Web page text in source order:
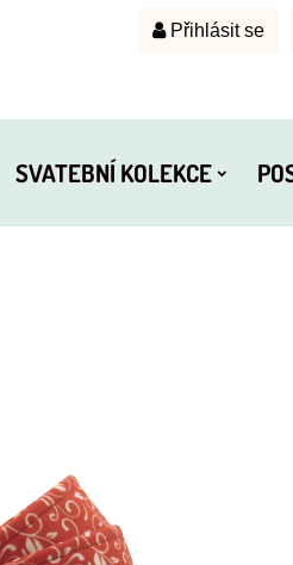
Přihlásit se
SVATEBNÍ KOLEKCE